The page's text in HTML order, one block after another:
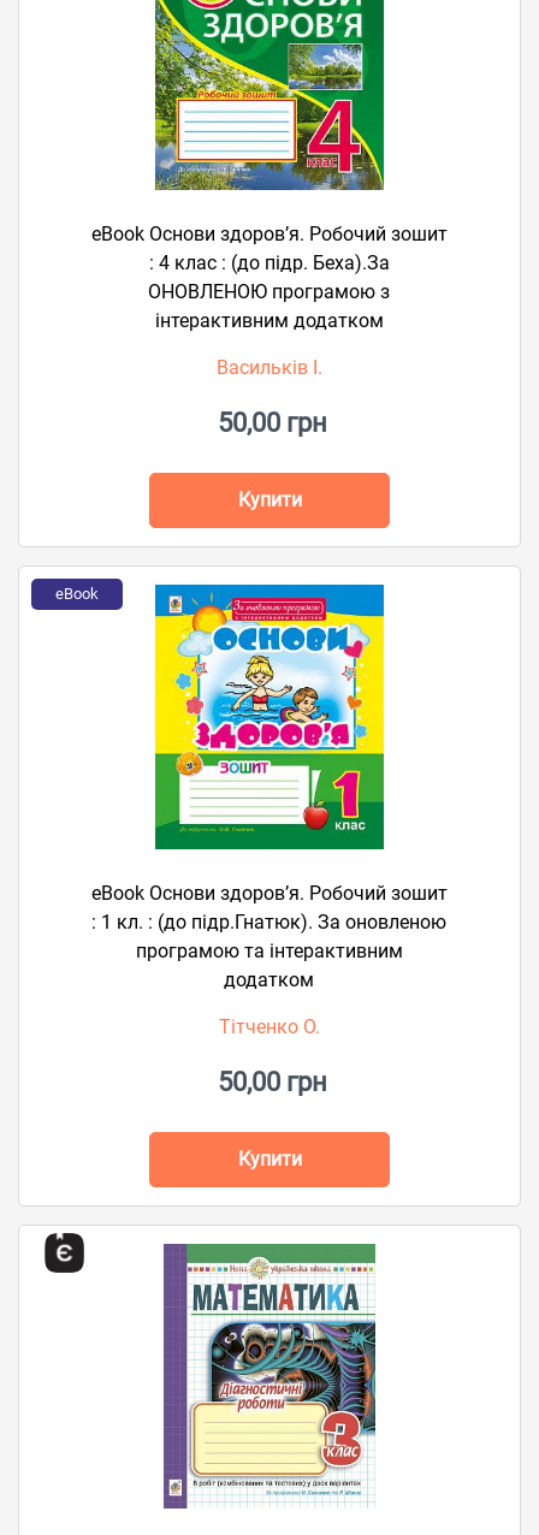
eBook Основи здоров’я. Робочий зошит
: 4 клас : (до підр. Беха).За
ОНОВЛЕНОЮ програмою з
інтерактивним додатком
Васильків І.
50,00 грн
Купити
eBook
eBook Основи здоров’я. Робочий зошит
: 1 кл. : (до підр.Гнатюк). За оновленою
програмою та інтерактивним
додатком
Тітченко О.
50,00 грн
Купити